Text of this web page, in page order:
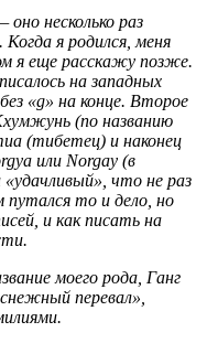
несколько раз
я родился, меня
я еще расскажу позже.
на западных
без «g» на конце. Второе
(по названию
(тибетец) и наконец
или Norgay (в
что не раз
путался то и дело, но
и как писать на
моего рода, Ганг
перевал»,